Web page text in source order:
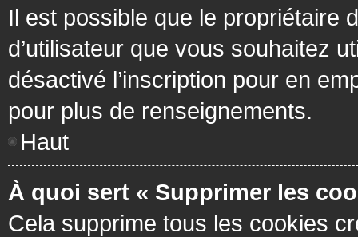
Il est possible que le propriétaire
d’utilisateur que vous souhaitez
désactivé l’inscription pour en
pour plus de renseignements.
Haut
À quoi sert « Supprimer les
Cela supprime tous les cookies